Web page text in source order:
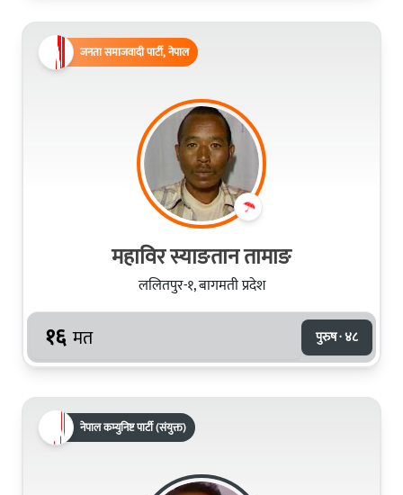
जनता समाजवादी पार्टी, नेपाल
महाविर स्याङतान तामाङ
ललितपुर-१, बागमती प्रदेश
१६ मत पुरुष · ४८
नेपाल कम्युनिष्ट पार्टी (संयुक्त)